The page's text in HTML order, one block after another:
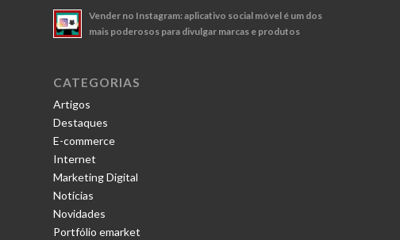
Vender no Instagram: aplicativo social móvel é um dos
mais poderosos para divulgar marcas e produtos
CATEGORIAS
Artigos
Destaques
E-commerce
Internet
Marketing Digital
Notícias
Novidades
Portfólio emarket